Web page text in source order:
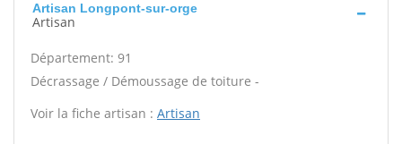
Artisan Longpont-sur-orge
Artisan
Département: 91
Décrassage / Démoussage de toiture -
Voir la fiche artisan : Artisan